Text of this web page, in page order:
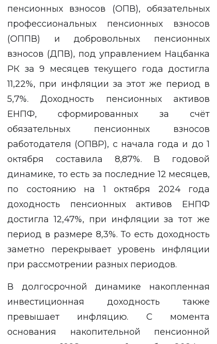
пенсионных взносов (ОПВ), обязательных
профессиональных пенсионных взносов
(ОППВ) и добровольных пенсионных
взносов (ДПВ), под управлением Нацбанка
РК за 9 месяцев текущего года достигла
11,22%, при инфляции за этот же период в
5,7%. Доходность пенсионных активов
ЕНПФ, сформированных за счёт
обязательных пенсионных взносов
работодателя (ОПВР), с начала года и до 1
октября составила 8,87%. В годовой
динамике, то есть за последние 12 месяцев,
по состоянию на 1 октября 2024 года
доходность пенсионных активов ЕНПФ
достигла 12,47%, при инфляции за тот же
период в размере 8,3%. То есть доходность
заметно перекрывает уровень инфляции
при рассмотрении разных периодов.
В долгосрочной динамике накопленная
инвестиционная доходность также
превышает инфляцию. С момента
основания накопительной пенсионной